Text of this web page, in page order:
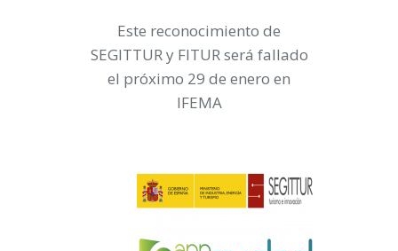
Este reconocimiento de
SEGITTUR y FITUR será fallado
el próximo 29 de enero en
IFEMA